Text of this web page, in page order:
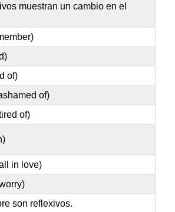
muestran un cambio en el
of)
of)
of)
in love)
son reflexivos.